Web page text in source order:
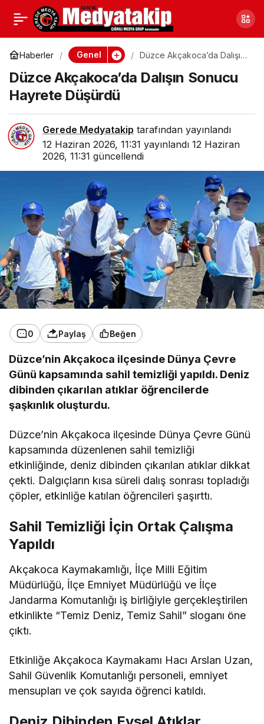
Haberler Genel
Düzce Akçakoca’da Dalışın
Düzce Akçakoca’da Dalışın Sonucu
Hayrete Düşürdü
Gerede Medyatakip tarafından yayınlandı
12 Haziran 2026, 11:31 yayınlandı 12 Haziran
2026, 11:31 güncellendi
0 Paylaş Beğen
Düzce’nin Akçakoca ilçesinde Dünya Çevre
Günü kapsamında sahil temizliği yapıldı. Deniz
dibinden çıkarılan atıklar öğrencilerde
şaşkınlık oluşturdu.
Düzce’nin Akçakoca ilçesinde Dünya Çevre Günü
kapsamında düzenlenen sahil temizliği
etkinliğinde, deniz dibinden çıkarılan atıklar dikkat
çekti. Dalgıçların kısa süreli dalış sonrası topladığı
çöpler, etkinliğe katılan öğrencileri şaşırttı.
Sahil Temizliği İçin Ortak Çalışma
Yapıldı
Akçakoca Kaymakamlığı, İlçe Milli Eğitim
Müdürlüğü, İlçe Emniyet Müdürlüğü ve İlçe
Jandarma Komutanlığı iş birliğiyle gerçekleştirilen
etkinlikte “Temiz Deniz, Temiz Sahil” sloganı öne
çıktı.
Etkinliğe Akçakoca Kaymakamı Hacı Arslan Uzan,
Sahil Güvenlik Komutanlığı personeli, emniyet
mensupları ve çok sayıda öğrenci katıldı.
Düzce’nin Meşhur
Zararlıyla Mücadelesi
Sürüyor
Paylaş